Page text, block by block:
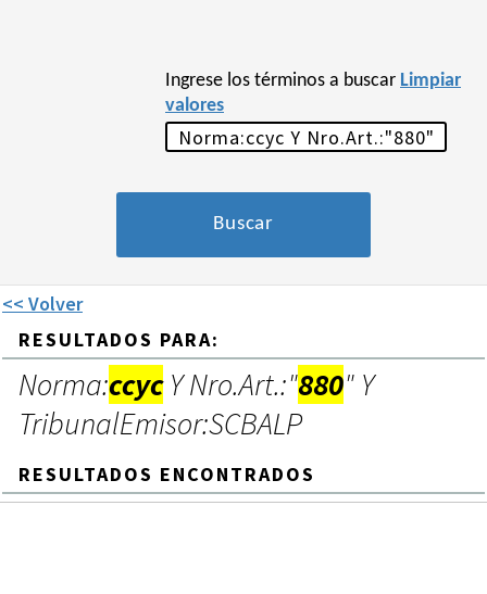
Ingrese los términos a buscar Limpiar
valores
<< Volver
RESULTADOS PARA:
Norma:ccycY Nro.Art.:"880" Y
TribunalEmisor:SCBALP
RESULTADOS ENCONTRADOS